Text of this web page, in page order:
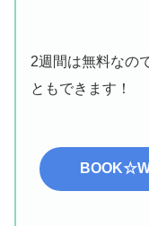
2週間は無料なの
ともできます！